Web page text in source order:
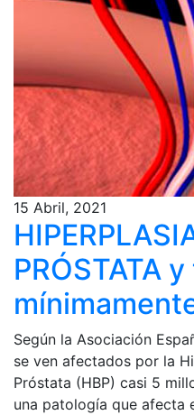
15 Abril, 2021
PRÓSTATA
Según la Asociación
se ven afectados por la
Próstata (HBP) casi 5
una patología que afecta